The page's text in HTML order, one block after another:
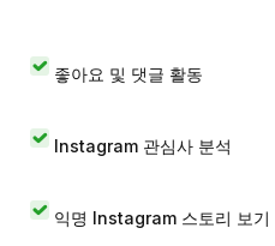
좋아요 및 댓글 활동
Instagram 관심사 분석
익명 Instagram 스토리 보기